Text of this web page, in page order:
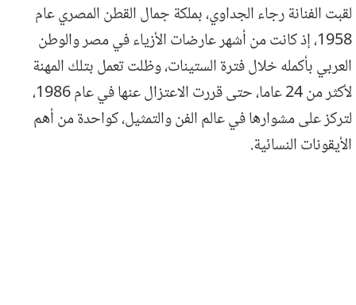
لقبت الفنانة رجاء الجداوي، بملكة جمال القطن المصري عام
1958، إذ كانت من أشهر عارضات الأزياء في مصر والوطن
العربي بأكمله خلال فترة الستينات، وظلت تعمل بتلك المهنة
لأكثر من 24 عاما، حتى قررت الاعتزال عنها في عام 1986،
لتركز على مشوارها في عالم الفن والتمثيل، كواحدة من أهم
الأيقونات النسائية.